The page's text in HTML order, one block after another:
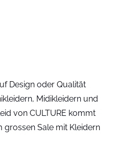
Design oder Qualität
Midikleidern und
von CULTURE kommt
grossen Sale mit Kleidern